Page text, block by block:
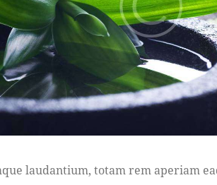
laudantium, totam rem aperiam